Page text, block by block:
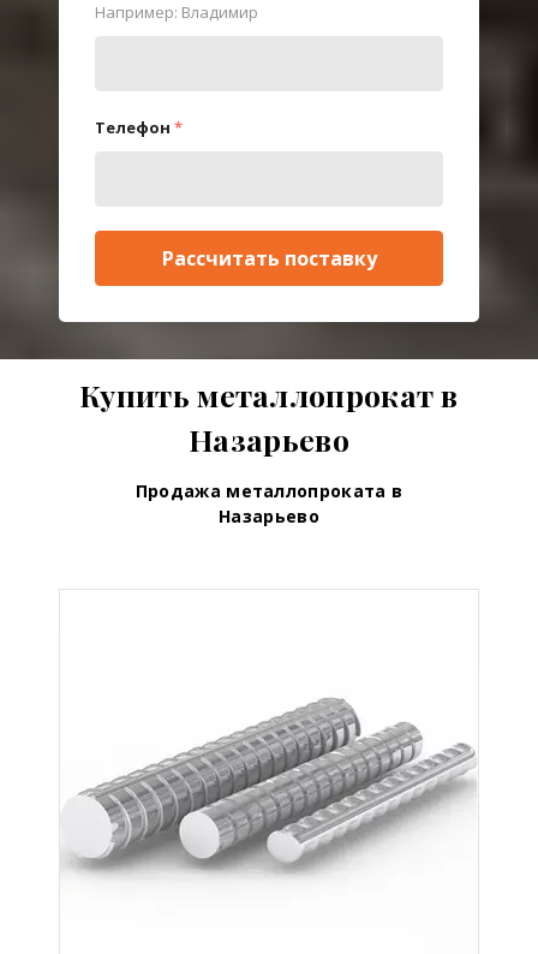
Например: Владимир
Телефон *
Рассчитать поставку
Купить металлопрокат в
Назарьево
Продажа металлопроката в
Назарьево